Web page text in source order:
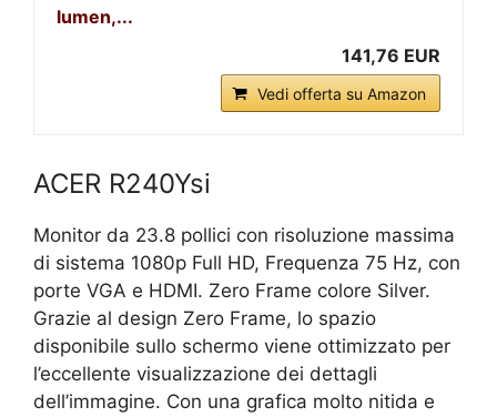
lumen,...
141,76 EUR
Vedi offerta su Amazon
ACER R240Ysi
Monitor da 23.8 pollici con risoluzione massima
di sistema 1080p Full HD, Frequenza 75 Hz, con
porte VGA e HDMI. Zero Frame colore Silver.
Grazie al design Zero Frame, lo spazio
disponibile sullo schermo viene ottimizzato per
l’eccellente visualizzazione dei dettagli
dell’immagine. Con una grafica molto nitida e